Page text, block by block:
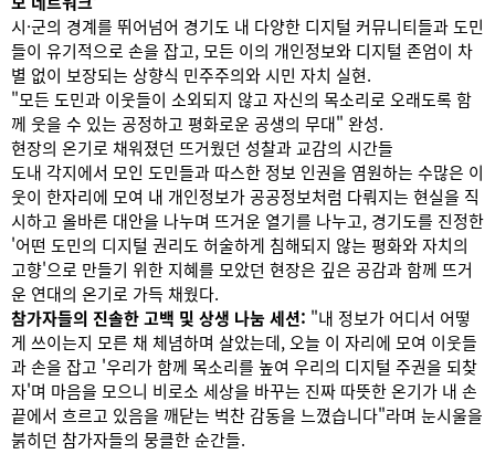
시·군의 경계를 뛰어넘어 경기도 내 다양한 디지털 커뮤니티들과 도민
들이 유기적으로 손을 잡고, 모든 이의 개인정보와 디지털 존엄이 차
별 없이 보장되는 상향식 민주주의와 시민 자치 실현.
"모든 도민과 이웃들이 소외되지 않고 자신의 목소리로 오래도록 함
께 웃을 수 있는 공정하고 평화로운 공생의 무대" 완성.
현장의 온기로 채워졌던 뜨거웠던 성찰과 교감의 시간들
도내 각지에서 모인 도민들과 따스한 정보 인권을 염원하는 수많은 이
웃이 한자리에 모여 내 개인정보가 공공정보처럼 다뤄지는 현실을 직
시하고 올바른 대안을 나누며 뜨거운 열기를 나누고, 경기도를 진정한
'어떤 도민의 디지털 권리도 허술하게 침해되지 않는 평화와 자치의
고향'으로 만들기 위한 지혜를 모았던 현장은 깊은 공감과 함께 뜨거
운 연대의 온기로 가득 채웠다.
참가자들의 진솔한 고백 및 상생 나눔 세션: "내 정보가 어디서 어떻
게 쓰이는지 모른 채 체념하며 살았는데, 오늘 이 자리에 모여 이웃들
과 손을 잡고 '우리가 함께 목소리를 높여 우리의 디지털 주권을 되찾
자'며 마음을 모으니 비로소 세상을 바꾸는 진짜 따뜻한 온기가 내 손
끝에서 흐르고 있음을 깨닫는 벅찬 감동을 느꼈습니다"라며 눈시울을
붉히던 참가자들의 뭉클한 순간들.